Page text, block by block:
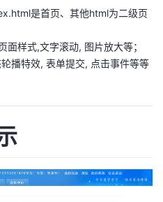
是首页、其他html为二级页
面样式,文字滚动, 图片放大等；
播特效, 表单提交, 点击事件等等